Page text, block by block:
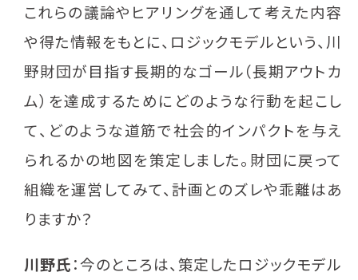
これらの議論やヒアリングを通して考えた内容
や得た情報をもとに、ロジックモデルという、川
野財団が目指す長期的なゴール（長期アウトカ
ム）を達成するためにどのような行動を起こし
て、どのような道筋で社会的インパクトを与え
られるかの地図を策定しました。財団に戻って
組織を運営してみて、計画とのズレや乖離はあ
りますか？
川野氏：今のところは、策定したロジックモデル